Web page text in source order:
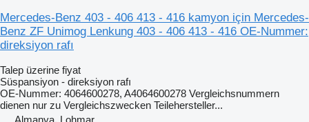
Mercedes-Benz 403 - 406 413 - 416 kamyon için Mercedes-
Benz ZF Unimog Lenkung 403 - 406 413 - 416 OE-Nummer:
direksiyon rafı
Talep üzerine fiyat
Süspansiyon - direksiyon rafı
OE-Nummer: 4064600278, A4064600278 Vergleichsnummern
dienen nur zu Vergleichszwecken Teilehersteller...
Almanya, Lohmar